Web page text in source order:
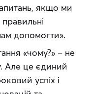
якщо ми
допомогти».
«чому?» – не
Але це єдиний
успіх і